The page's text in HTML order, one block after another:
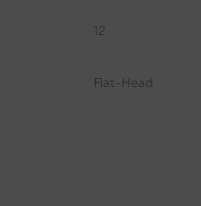
12
Flat-Head